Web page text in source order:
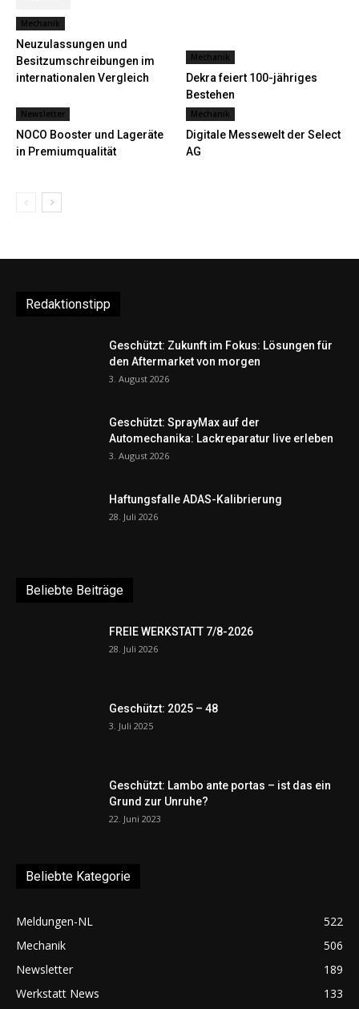
Mechanik
Neuzulassungen und
Besitzumschreibungen im
internationalen Vergleich
Mechanik
Dekra feiert 100-jähriges
Bestehen
Newsletter
NOCO Booster und Lageräte
in Premiumqualität
Mechanik
Digitale Messewelt der Select
AG
Redaktionstipp
Geschützt: Zukunft im Fokus: Lösungen für
den Aftermarket von morgen
3. August 2026
Geschützt: SprayMax auf der
Automechanika: Lackreparatur live erleben
3. August 2026
Haftungsfalle ADAS-Kalibrierung
28. Juli 2026
Beliebte Beiträge
FREIE WERKSTATT 7/8-2026
28. Juli 2026
Geschützt: 2025 – 48
3. Juli 2025
Geschützt: Lambo ante portas – ist das ein
Grund zur Unruhe?
22. Juni 2023
Beliebte Kategorie
Meldungen-NL
522
Mechanik
506
Newsletter
189
Werkstatt News
133